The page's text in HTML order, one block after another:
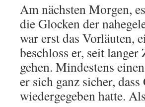
Am nächsten Morgen,
die Glocken der
war erst das Vorläuten,
beschloss er, seit
gehen. Mindestens
er sich ganz sicher,
wiedergegeben hatte.